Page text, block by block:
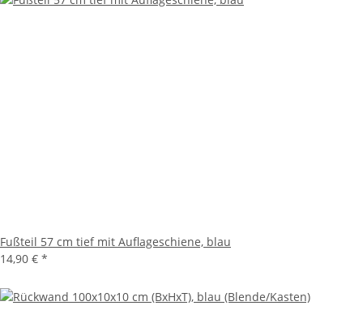
Fußteil 57 cm tief mit Auflageschiene, blau
14,90 € *